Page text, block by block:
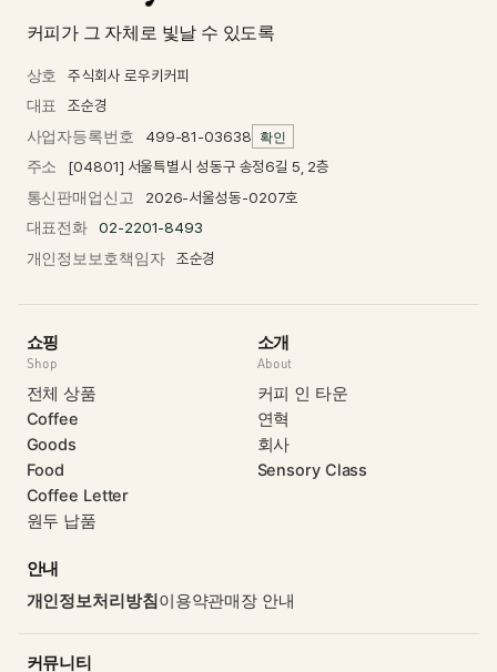
커피가 그 자체로 빛날 수 있도록
상호
주식회사 로우키커피
대표
조순경
사업자등록번호
499-81-03638 확인
주소
[04801] 서울특별시 성동구 송정6길 5, 2층
통신판매업신고
2026-서울성동-0207호
대표전화
02-2201-8493
개인정보보호책임자
조순경
쇼핑
Shop
전체 상품
Coffee
Goods
Food
Coffee Letter
원두 납품
소개
About
커피 인 타운
연혁
회사
Sensory Class
안내
개인정보처리방침이용약관매장 안내
커뮤니티